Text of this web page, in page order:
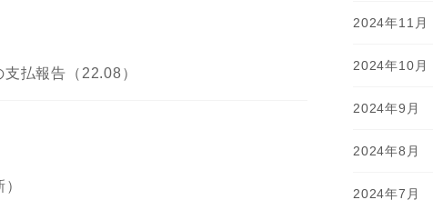
払報告（22.08）
2024年11月
2024年10月
2024年9月
2024年8月
2024年7月